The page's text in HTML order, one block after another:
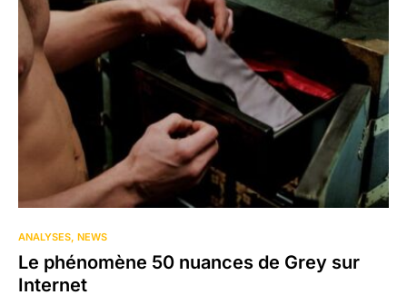
ANALYSES NEWS
Le phénomène 50 nuances de Grey sur
Internet